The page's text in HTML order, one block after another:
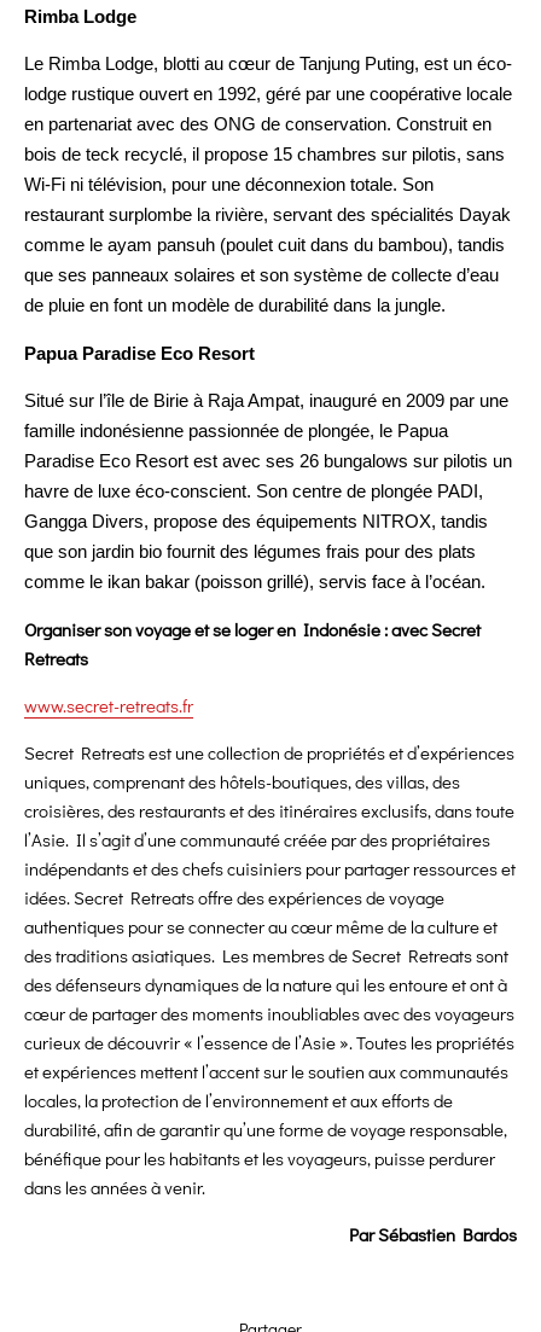
Rimba Lodge
Le Rimba Lodge, blotti au cœur de Tanjung Puting, est un éco-
lodge rustique ouvert en 1992, géré par une coopérative locale
en partenariat avec des ONG de conservation. Construit en
bois de teck recyclé, il propose 15 chambres sur pilotis, sans
Wi-Fi ni télévision, pour une déconnexion totale. Son
restaurant surplombe la rivière, servant des spécialités Dayak
comme le ayam pansuh (poulet cuit dans du bambou), tandis
que ses panneaux solaires et son système de collecte d’eau
de pluie en font un modèle de durabilité dans la jungle.
Papua Paradise Eco Resort
Situé sur l’île de Birie à Raja Ampat, inauguré en 2009 par une
famille indonésienne passionnée de plongée, le Papua
Paradise Eco Resort est avec ses 26 bungalows sur pilotis un
havre de luxe éco-conscient. Son centre de plongée PADI,
Gangga Divers, propose des équipements NITROX, tandis
que son jardin bio fournit des légumes frais pour des plats
comme le ikan bakar (poisson grillé), servis face à l’océan.
Organiser son voyage et se loger en Indonésie : avec Secret
Retreats
www.secret-retreats.fr
Secret Retreats est une collection de propriétés et d’expériences
uniques, comprenant des hôtels-boutiques, des villas, des
croisières, des restaurants et des itinéraires exclusifs, dans toute
l’Asie. Il s’agit d’une communauté créée par des propriétaires
indépendants et des chefs cuisiniers pour partager ressources et
idées. Secret Retreats offre des expériences de voyage
authentiques pour se connecter au cœur même de la culture et
des traditions asiatiques. Les membres de Secret Retreats sont
des défenseurs dynamiques de la nature qui les entoure et ont à
cœur de partager des moments inoubliables avec des voyageurs
curieux de découvrir « l’essence de l’Asie ». Toutes les propriétés
et expériences mettent l’accent sur le soutien aux communautés
locales, la protection de l’environnement et aux efforts de
durabilité, afin de garantir qu’une forme de voyage responsable,
bénéfique pour les habitants et les voyageurs, puisse perdurer
dans les années à venir.
Par Sébastien Bardos